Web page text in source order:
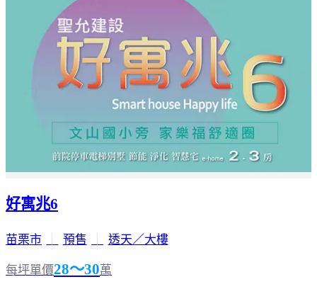
好寓兆6
苗栗市 預售 透天／大樓
每坪單價28～30萬